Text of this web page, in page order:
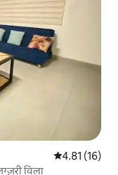
औसत रेटिंग 5 में
4.81 (16)
विला